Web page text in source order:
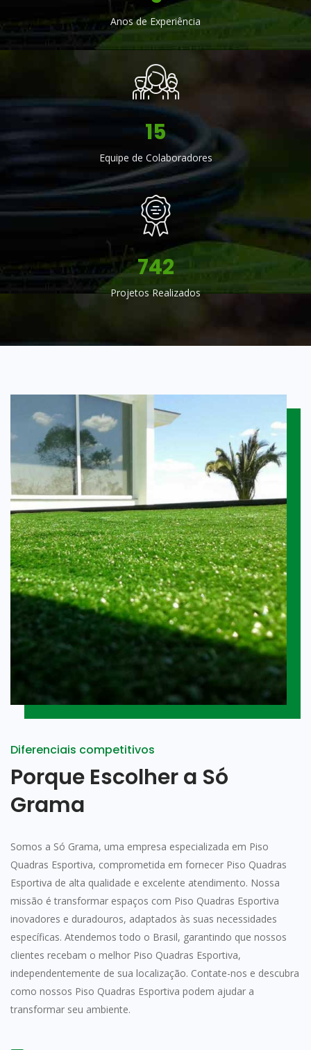
Anos de Experiência
30
Equipe de Colaboradores
1451
Projetos Realizados
Diferenciais competitivos
Porque Escolher a Só
Grama
Somos a Só Grama, uma empresa especializada em Piso
Quadras Esportiva, comprometida em fornecer Piso Quadras
Esportiva de alta qualidade e excelente atendimento. Nossa
missão é transformar espaços com Piso Quadras Esportiva
inovadores e duradouros, adaptados às suas necessidades
específicas. Atendemos todo o Brasil, garantindo que nossos
clientes recebam o melhor Piso Quadras Esportiva,
independentemente de sua localização. Contate-nos e descubra
como nossos Piso Quadras Esportiva podem ajudar a
transformar seu ambiente.